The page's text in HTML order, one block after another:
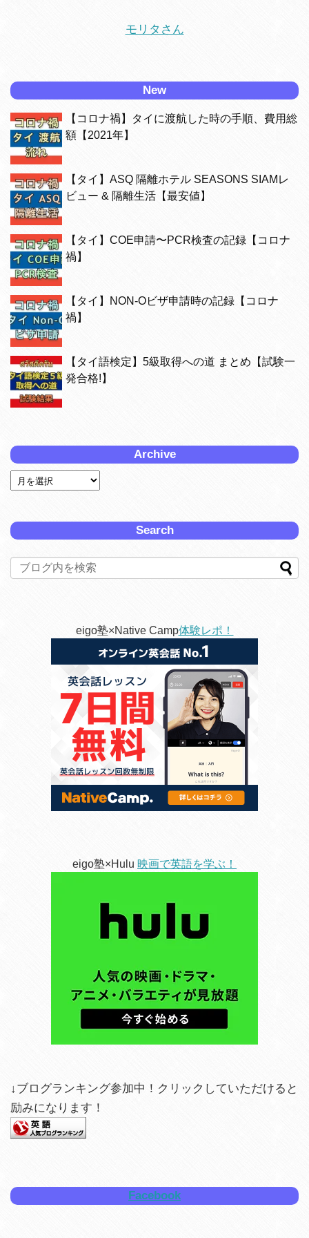
モリタさん
New
【コロナ禍】タイに渡航した時の手順、費用総
額【2021年】
【タイ】ASQ 隔離ホテル SEASONS SIAMレ
ビュー & 隔離生活【最安値】
【タイ】COE申請〜PCR検査の記録【コロナ
禍】
【タイ】NON-Oビザ申請時の記録【コロナ
禍】
【タイ語検定】5級取得への道 まとめ【試験一
発合格!】
Archive
Search
eigo塾×Native Camp体験レポ！
eigo塾×Hulu 映画で英語を学ぶ！
↓ブログランキング参加中！クリックしていただけると
励みになります！
Facebook